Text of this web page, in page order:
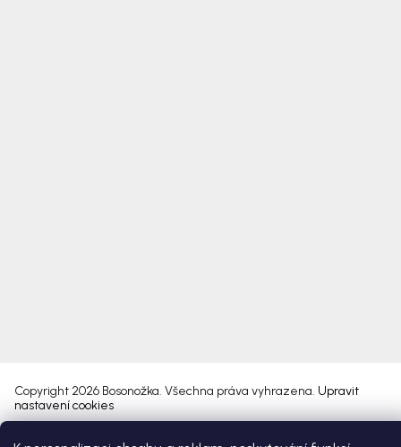
Copyright 2026 Bosonožka. Všechna práva vyhrazena. Upravit
nastavení cookies